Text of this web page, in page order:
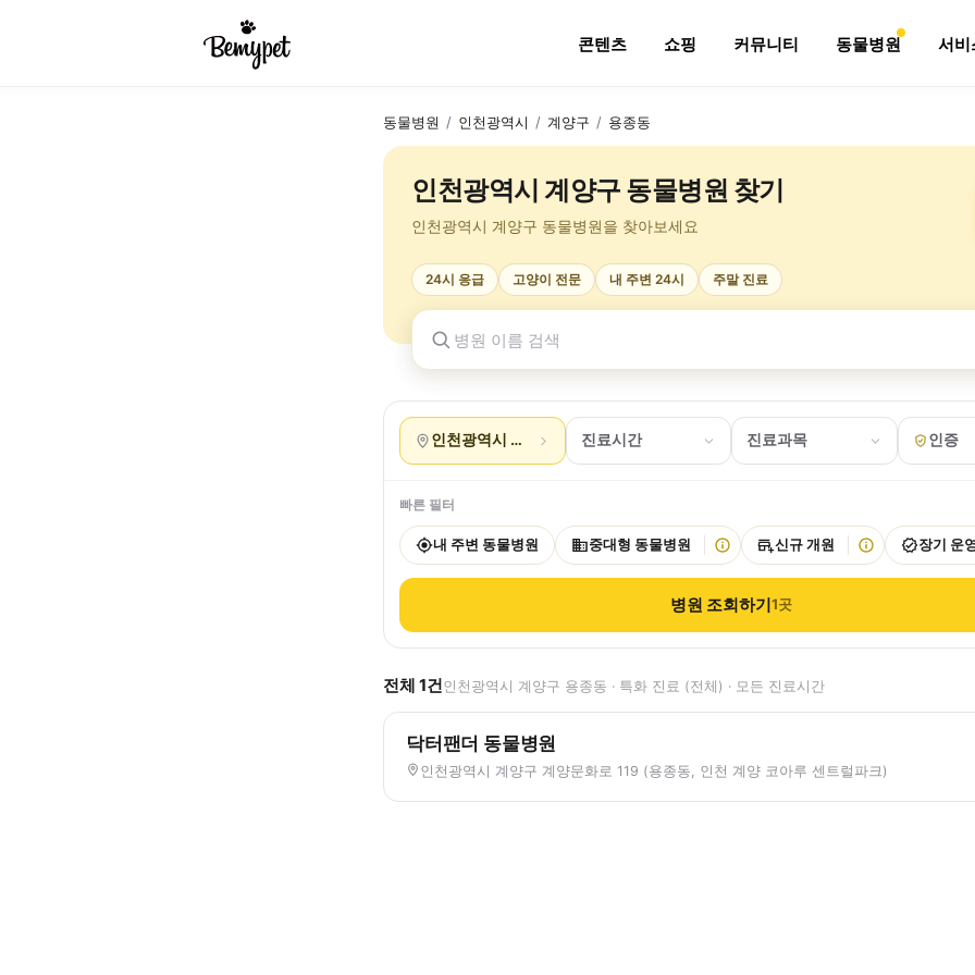
콘텐츠 쇼핑 커뮤니티 동물병원 서비
동물병원 / 인천광역시 / 계양구 / 용종동
인천광역시 계양구 동물병원 찾기
인천광역시 계양구 동물병원을 찾아보세요
24시 응급 고양이 전문 내 주변 24시 주말 진료
인천광역시 계양구 용종동진료시간 진료과목 인증
빠른 필터
내 주변 동물병원 중대형 동물병원 신규 개원 장기 운
병원 조회하기1곳
전체 1건인천광역시 계양구 용종동 · 특화 진료 (전체) · 모든 진료시간
닥터팬더 동물병원
인천광역시 계양구 계양문화로 119 (용종동, 인천 계양 코아루 센트럴파크)